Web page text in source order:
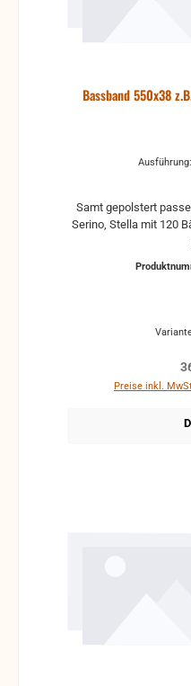
Bassband 550x38
Ausführung:
Samt gepolstert passend für Weltmeister Meteor,
Serino, Stella mit 120 Bässen.
Preise inkl.